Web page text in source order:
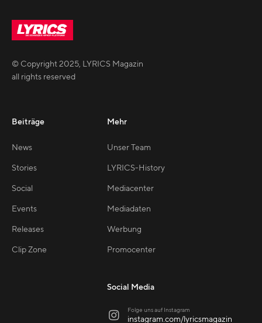
© Copyright2025, LYRICS Magazin
all rights reserved
Beiträge
News
Stories
Social
Events
Releases
Clip Zone
Mehr
Unser Team
LYRICS-History
Mediacenter
Mediadaten
Werbung
Promocenter
Social Media
 Folge uns auf Instagram
instagram.com/lyricsmagazin